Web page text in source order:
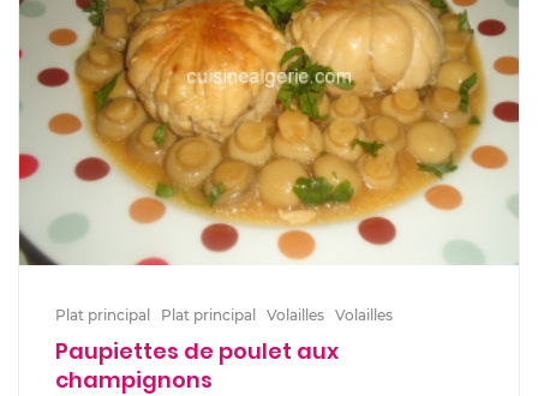
Plat principal Plat principal Volailles Volailles
Paupiettes de poulet aux
champignons